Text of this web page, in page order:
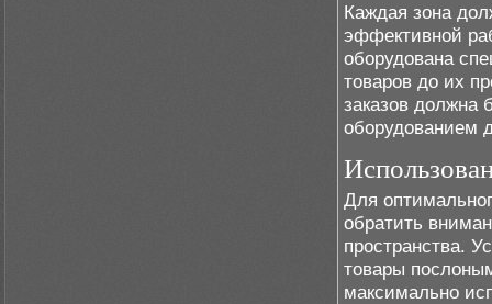
Каждая зона
эффективной
оборудована
товаров до их
заказов должна
оборудованием
Для
обратить
пространства.
товары
максимально